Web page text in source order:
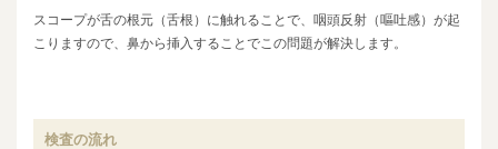
スコープが舌の根元（舌根）に触れることで、咽頭反射（嘔吐感）が起
こりますので、鼻から挿入することでこの問題が解決します。
検査の流れ